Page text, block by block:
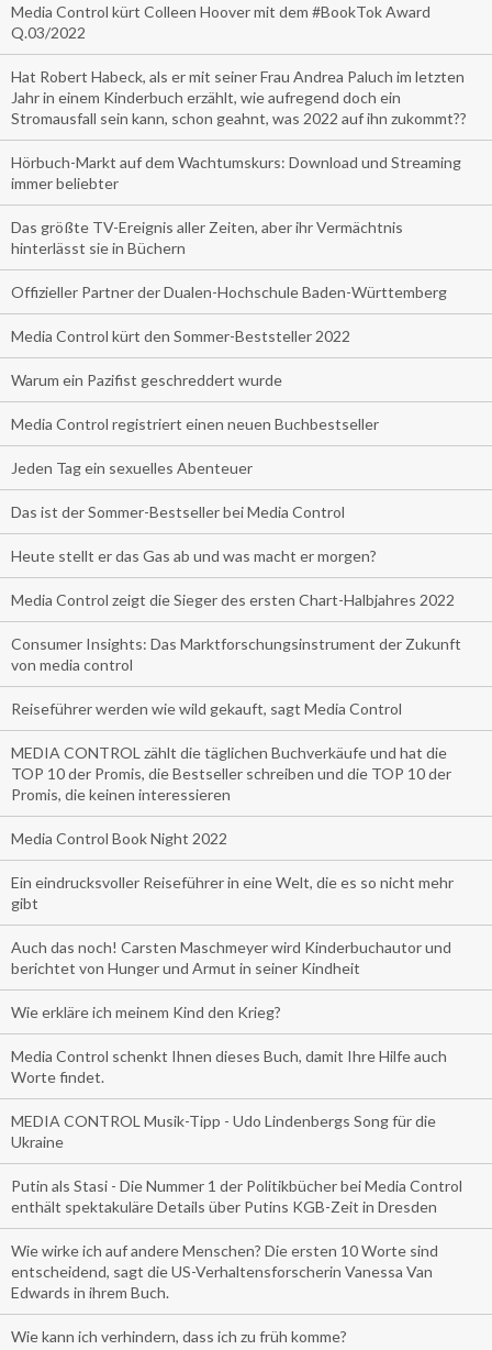
Media Control kürt Colleen Hoover mit dem #BookTok Award
Q.03/2022
Hat Robert Habeck, als er mit seiner Frau Andrea Paluch im letzten
Jahr in einem Kinderbuch erzählt, wie aufregend doch ein
Stromausfall sein kann, schon geahnt, was 2022 auf ihn zukommt??
Hörbuch-Markt auf dem Wachtumskurs: Download und Streaming
immer beliebter
Das größte TV-Ereignis aller Zeiten, aber ihr Vermächtnis
hinterlässt sie in Büchern
Offizieller Partner der Dualen-Hochschule Baden-Württemberg
Media Control kürt den Sommer-Beststeller 2022
Warum ein Pazifist geschreddert wurde
Media Control registriert einen neuen Buchbestseller
Jeden Tag ein sexuelles Abenteuer
Das ist der Sommer-Bestseller bei Media Control
Heute stellt er das Gas ab und was macht er morgen?
Media Control zeigt die Sieger des ersten Chart-Halbjahres 2022
Consumer Insights: Das Marktforschungsinstrument der Zukunft
von media control
Reiseführer werden wie wild gekauft, sagt Media Control
MEDIA CONTROL zählt die täglichen Buchverkäufe und hat die
TOP 10 der Promis, die Bestseller schreiben und die TOP 10 der
Promis, die keinen interessieren
Media Control Book Night 2022
Ein eindrucksvoller Reiseführer in eine Welt, die es so nicht mehr
gibt
Auch das noch! Carsten Maschmeyer wird Kinderbuchautor und
berichtet von Hunger und Armut in seiner Kindheit
Wie erkläre ich meinem Kind den Krieg?
Media Control schenkt Ihnen dieses Buch, damit Ihre Hilfe auch
Worte findet.
MEDIA CONTROL Musik-Tipp - Udo Lindenbergs Song für die
Ukraine
Putin als Stasi - Die Nummer 1 der Politikbücher bei Media Control
enthält spektakuläre Details über Putins KGB-Zeit in Dresden
Wie wirke ich auf andere Menschen? Die ersten 10 Worte sind
entscheidend, sagt die US-Verhaltensforscherin Vanessa Van
Edwards in ihrem Buch.
Wie kann ich verhindern, dass ich zu früh komme?